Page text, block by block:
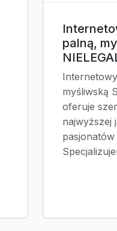
palną,
myśliwską
oferuje
najwyższej